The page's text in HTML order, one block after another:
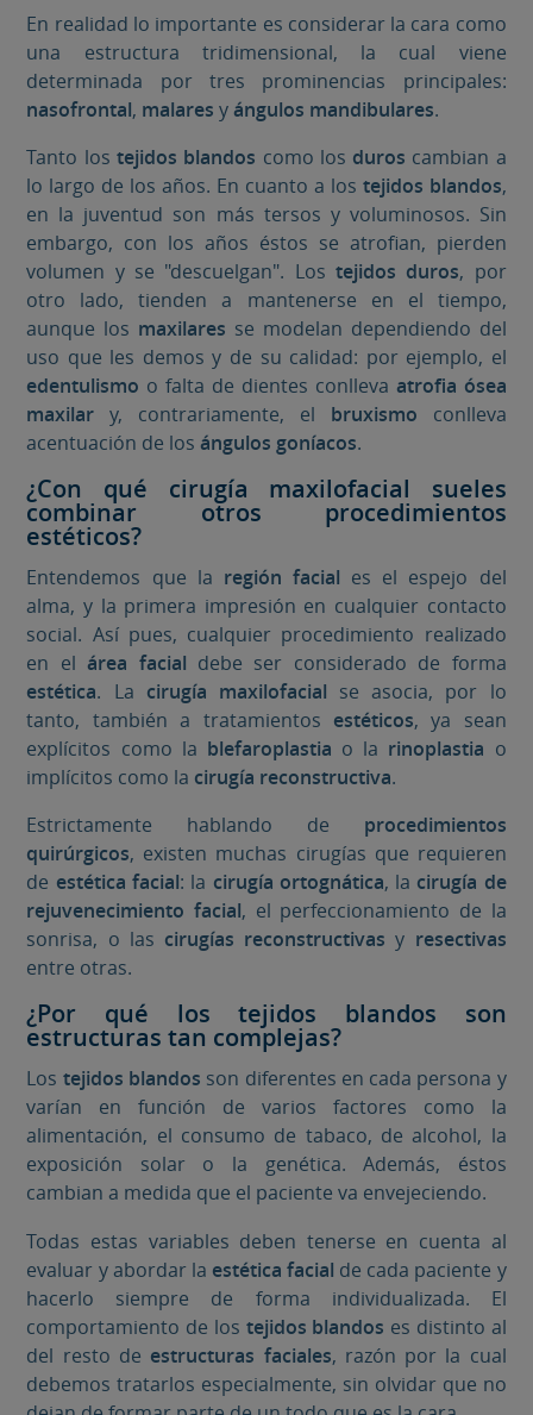
En realidad lo importante es considerar la cara como
una estructura tridimensional, la cual viene
determinada por tres prominencias principales:
nasofrontal, malares yángulos mandibulares.
Tanto los tejidos blandos como los duros cambian a
lo largo de los años. En cuanto a los tejidos blandos,
en la juventud son más tersos y voluminosos. Sin
embargo, con los años éstos se atrofian, pierden
volumen y se "descuelgan". Los tejidos duros, por
otro lado, tienden a mantenerse en el tiempo,
aunque los maxilares se modelan dependiendo del
uso que les demos y de su calidad: por ejemplo, el
edentulismo o falta de dientes conlleva atrofia ósea
maxilar y, contrariamente, el bruxismo conlleva
acentuación de losángulos goníacos.
¿Con qué cirugía maxilofacial sueles
combinar otros procedimientos
estéticos?
Entendemos que la región facial es el espejo del
alma, y la primera impresión en cualquier contacto
social. Así pues, cualquier procedimiento realizado
en elárea facial debe ser considerado de forma
estética. La cirugía maxilofacial se asocia, por lo
tanto, también a tratamientos estéticos, ya sean
explícitos como la blefaroplastia o la rinoplastia o
implícitos como la cirugía reconstructiva.
Estrictamente hablando de procedimientos
quirúrgicos, existen muchas cirugías que requieren
de estética facial: la cirugía ortognática, la cirugía de
rejuvenecimiento facial, el perfeccionamiento de la
sonrisa, o las cirugías reconstructivas y resectivas
entre otras.
¿Por qué los tejidos blandos son
estructuras tan complejas?
Los tejidos blandos son diferentes en cada persona y
varían en función de varios factores como la
alimentación, el consumo de tabaco, de alcohol, la
exposición solar o la genética. Además, éstos
cambian a medida que el paciente va envejeciendo.
Todas estas variables deben tenerse en cuenta al
evaluar y abordar la estética facial de cada paciente y
hacerlo siempre de forma individualizada. El
comportamiento de los tejidos blandos es distinto al
del resto de estructuras faciales, razón por la cual
debemos tratarlos especialmente, sin olvidar que no